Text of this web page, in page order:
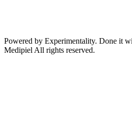
Powered by Experimentality. Done it
Medipiel All rights reserved.